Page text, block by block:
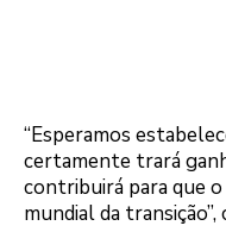
“Esperamos
certamente trará
contribuirá para que
mundial da